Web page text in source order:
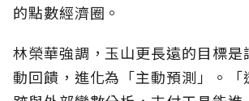
的點數經濟圈。
林榮華強調，玉山更長遠的目標是
動回饋，進化為「主動預測」。「